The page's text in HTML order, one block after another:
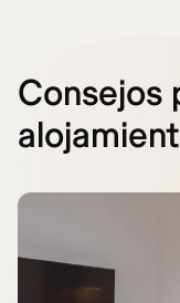
Consejos